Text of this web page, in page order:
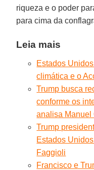
riqueza e o poder
para cima da
Leia mais
Estados
climática e o
Trump busca
conforme os
analisa Manuel
Trump
Estados
Faggioli
Francisco e